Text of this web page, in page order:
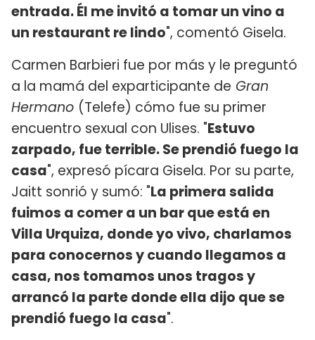
entrada. Él me invitó a tomar un vino a
un restaurant re lindo", comentó Gisela.
Carmen Barbieri fue por más y le preguntó
a la mamá del exparticipante de Gran
Hermano (Telefe) cómo fue su primer
encuentro sexual con Ulises. "Estuvo
zarpado, fue terrible. Se prendió fuego la
casa", expresó pícara Gisela. Por su parte,
Jaitt sonrió y sumó: "La primera salida
fuimos a comer a un bar que está en
Villa Urquiza, donde yo vivo, charlamos
para conocernos y cuando llegamos a
casa, nos tomamos unos tragos y
arrancó la parte donde ella dijo que se
prendió fuego la casa".